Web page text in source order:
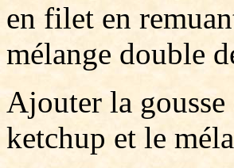
en filet en
mélange double
Ajouter la
ketchup et le